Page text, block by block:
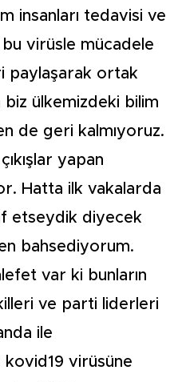
insanları tedavisi ve
bu virüsle mücadele
paylaşarak ortak
biz ülkemizdeki bilim
de geri kalmıyoruz.
yapan
Hatta ilk vakalarda
etseydik diyecek
bahsediyorum.
var ki bunların
ve parti liderleri
ile
kovid19 virüsüne